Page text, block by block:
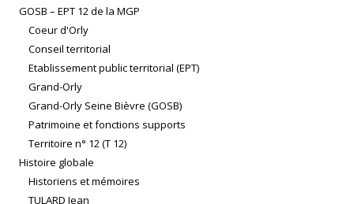
GOSB – EPT 12 de la MGP
Coeur d'Orly
Conseil territorial
Etablissement public territorial (EPT)
Grand-Orly
Grand-Orly Seine Bièvre (GOSB)
Patrimoine et fonctions supports
Territoire n° 12 (T 12)
Histoire globale
Historiens et mémoires
TULARD Jean